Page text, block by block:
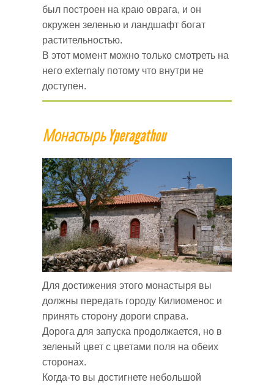
был построен на краю оврага, и он
окружен зеленью и ландшафт богат
растительностью.
В этот момент можно только смотреть на
него externaly потому что внутри не
доступен.
МонастырьYperagathou
Для достижения этого монастыря вы
должны передать городу Килиоменос и
принять сторону дороги справа.
Дорога для запуска продолжается, но в
зеленый цвет с цветами поля на обеих
сторонах.
Когда-то вы достигнете небольшой